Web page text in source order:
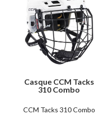
Casque CCM Tacks
310 Combo
CCM Tacks 310 Combo